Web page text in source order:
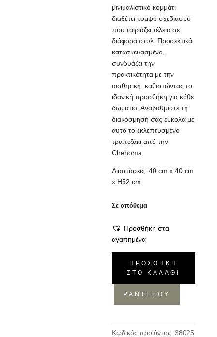
μινιμαλιστικό κομμάτι
διαθέτει κομψό σχεδιασμό
που ταιριάζει τέλεια σε
διάφορα στυλ. Προσεκτικά
κατασκευασμένο,
συνδυάζει την
πρακτικότητα με την
αισθητική, καθιστώντας το
ιδανική προσθήκη για κάθε
δωμάτιο. Αναβαθμίστε τη
διακόσμησή σας εύκολα με
αυτό το εκλεπτυσμένο
τραπεζάκι από την
Chehoma.
Διαστάσεις: 40 cm x 40 cm
x H52 cm
Σε απόθεμα
Προσθήκη στα
αγαπημένα
ποσότητα
ΠΡΟΣΘΉΚΗ
ΣΤΟ ΚΑΛΆΘΙ
ΡΑΝΤΕΒΟΥ
Κωδικός προϊόντος:38025